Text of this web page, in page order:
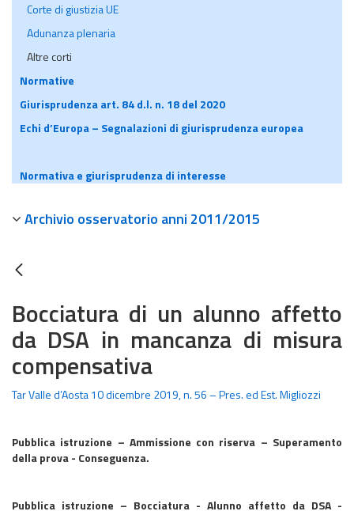
Corte di giustizia UE
Adunanza plenaria
Altre corti
Normative
Giurisprudenza art. 84 d.l. n. 18 del 2020
Echi d’Europa – Segnalazioni di giurisprudenza europea
Normativa e giurisprudenza di interesse
Archivio osservatorio anni 2011/2015
Bocciatura di un alunno affetto
da DSA in mancanza di misura
compensativa
Tar Valle d’Aosta 10 dicembre 2019, n. 56 – Pres. ed Est. Migliozzi
Pubblica istruzione – Ammissione con riserva – Superamento
della prova - Conseguenza.
Pubblica istruzione – Bocciatura - Alunno affetto da DSA -